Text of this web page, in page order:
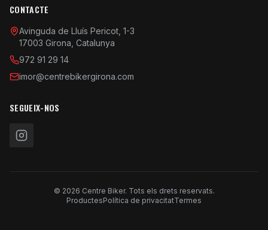
CONTACTE
Avinguda de Lluís Pericot, 1-3
17003 Girona, Catalunya
972 91 29 14
imor@centrebikergirona.com
SEGUEIX-NOS
© 2026 Centre Biker. Tots els drets reservats.
ProductesPolítica de privacitatTermes